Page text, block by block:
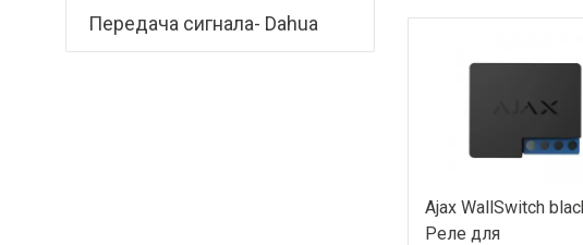
Передача сигнала- Dahua
Ajax WallSwitch
Реле для